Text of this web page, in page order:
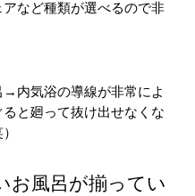
など種類が選べるので非
内気浴の導線が非常によ
と廻って抜け出せなくな
お風呂が揃ってい